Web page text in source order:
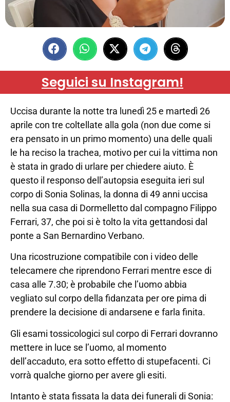
Seguici su Instagram!
Uccisa durante la notte tra lunedì 25 e martedì 26
aprile con tre coltellate alla gola (non due come si
era pensato in un primo momento) una delle quali
le ha reciso la trachea, motivo per cui la vittima non
è stata in grado di urlare per chiedere aiuto. È
questo il responso dell’autopsia eseguita ieri sul
corpo di Sonia Solinas, la donna di 49 anni uccisa
nella sua casa di Dormelletto dal compagno Filippo
Ferrari, 37, che poi si è tolto la vita gettandosi dal
ponte a San Bernardino Verbano.
Una ricostruzione compatibile con i video delle
telecamere che riprendono Ferrari mentre esce di
casa alle 7.30; è probabile che l’uomo abbia
vegliato sul corpo della fidanzata per ore pima di
prendere la decisione di andarsene e farla finita.
Gli esami tossicologici sul corpo di Ferrari dovranno
mettere in luce se l’uomo, al momento
dell’accaduto, era sotto effetto di stupefacenti. Ci
vorrà qualche giorno per avere gli esiti.
Intanto è stata fissata la data dei funerali di Sonia: